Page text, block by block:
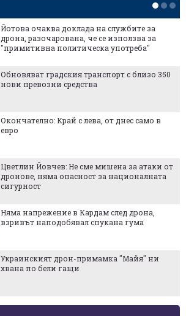
Йотова очаква доклада на службите за
дрона, разочарована, че се използва за
"примитивна политическа употреба"
Обновяват градския транспорт с близо 350
нови превозни средства
Окончателно: Край с лева, от днес само в
евро
Цветлин Йовчев: Не сме мишена за атаки от
дронове, няма опасност за националната
сигурност
Няма напрежение в Кардам след дрона,
взривът наподобявал спукана гума
Украинският дрон-примамка "Майя" ни
хвана по бели гащи